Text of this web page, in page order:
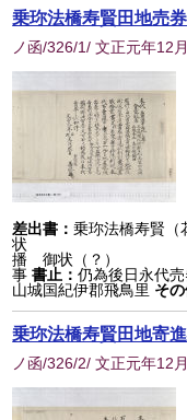
乗珎法橋寿賢田地売券
ノ函/326/1/ 文正元年12
差出書：乗珎法橋寿賢（
播 御状（
事 書止：仍為後日永代
山城国紀伊郡飛鳥里 そ
乗珎法橋寿賢田地寄
ノ函/326/2/ 文正元年12